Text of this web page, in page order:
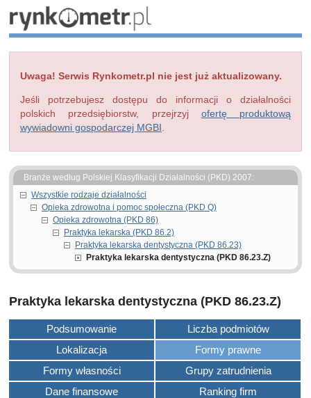
Uwaga! Serwis Rynkometr.pl nie jest już aktualizowany.
Jeśli potrzebujesz dostępu do informacji o działalności
polskich przedsiębiorstw, przejrzyj ofertę produktową
wywiadowni gospodarczej MGBI
Branże według Polskiej Klasyfikacji Działalności (PKD) 2007:
Wszystkie rodzaje działalności
Opieka zdrowotna i pomoc społeczna (PKD Q)
Opieka zdrowotna (PKD 86)
Praktyka lekarska (PKD 86.2)
Praktyka lekarska dentystyczna (PKD 86.23)
Praktyka lekarska dentystyczna (PKD 86.23.Z)
Praktyka lekarska dentystyczna (PKD 86.23.Z)
Podsumowanie
Liczba podmiotów
Lokalizacja
Formy prawne
Formy własności
Grupy zatrudnienia
Dane finansowe
Ranking firm